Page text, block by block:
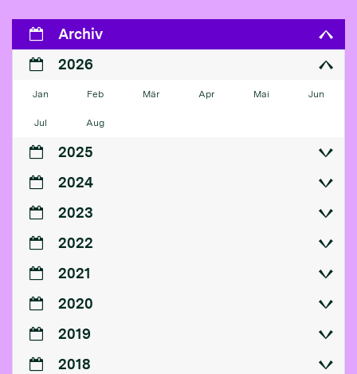
Archiv
2026
Jan Feb Mär Apr Mai Jun
Jul Aug
2025
2024
2023
2022
2021
2020
2019
2018